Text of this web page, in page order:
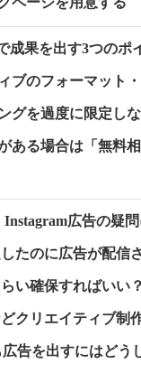
成果を出す3つのポ
ブのフォーマット
グを過度に限定し
ある場合は「無料
Instagram広告の疑
たのに広告が配信
い確保すればいい？
クリエイティブ制
広告を出すにはどう